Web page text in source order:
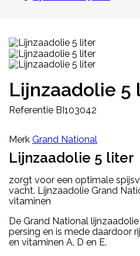
Lijnzaadolie 5
Referentie BI103042
Merk Grand National
Lijnzaadolie 5 liter
zorgt voor een optimale
vacht. Lijnzaadolie Grand
vitaminen
De Grand National
persing en is mede daardoor
en vitaminen A, D en E.